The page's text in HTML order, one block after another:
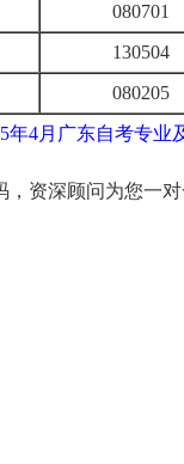
080701
130504
080205
年4月广东自考专业
，资深顾问为您一